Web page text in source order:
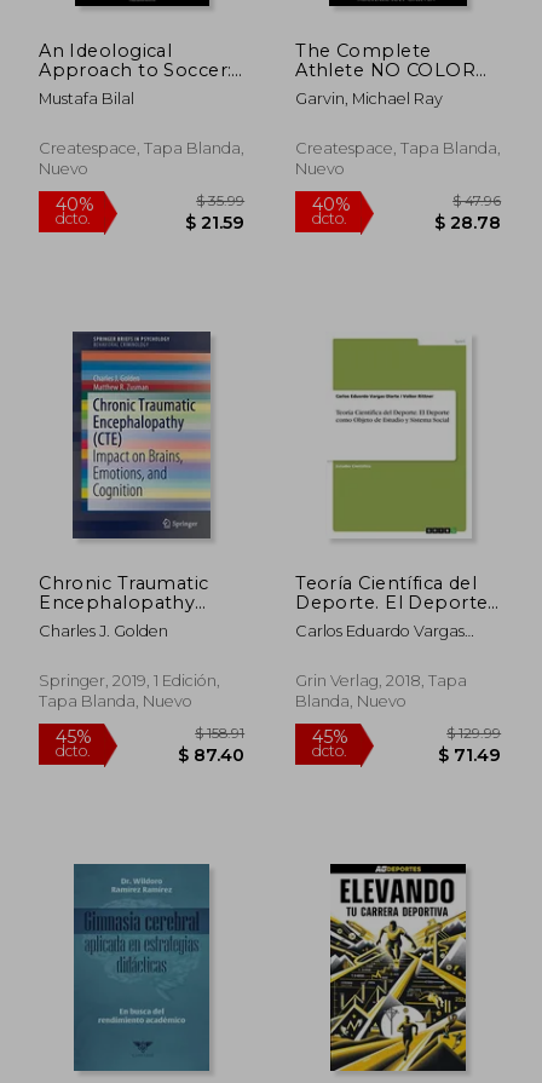
45%
dcto. $ 22.66
45% 40%
dcto.
An Ideological
Approach to Soccer:
written for the
newcomer, but a
everyone: Volume 1
(The Ideology of
Mustafa Bilal
Createspace, Tapa Blanda,
Nuevo
The Complete
Athlete NO COLOR
(en Inglés)
Garvin, Michael Ray
Createspace, Tapa Blanda,
Nuevo
Chronic Traumatic
Encephalopathy
(Cte): Impact on
Brains, Emotions, and
(Springerbriefs in
Psychology) (en
Charles J. Golden
Springer, 2019, 1 Edición,
Tapa Blanda, Nuevo
Teoría Científica del
Deporte. El Deporte
Como Objeto de
Estudio y Sistema
Carlos Eduardo Vargas
Grin Verlag, 2018, Tapa
Blanda, Nuevo